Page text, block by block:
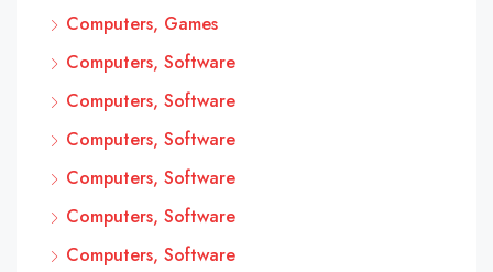
Computers, Games
Computers, Software
Computers, Software
Computers, Software
Computers, Software
Computers, Software
Computers, Software